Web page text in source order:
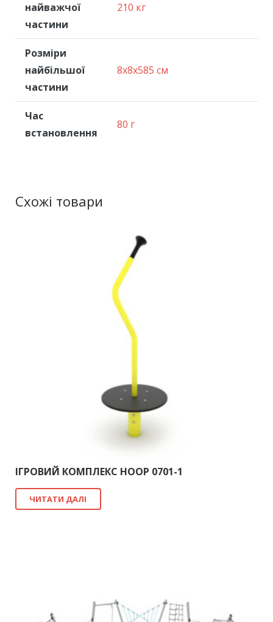
найважчої
частини
210 кг
Розміри
найбільшої
частини
8x8x585 см
Час
встановлення
80 г
Схожі товари
ІГРОВИЙ КОМПЛЕКС HOOP 0701-1
ЧИТАТИ ДАЛІ